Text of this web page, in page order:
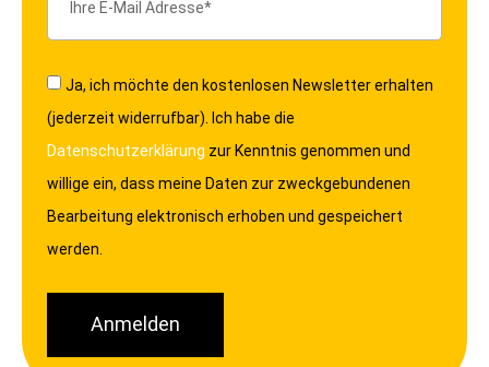
Ja, ich möchte den kostenlosen Newsletter erhalten
(jederzeit widerrufbar). Ich habe die
Datenschutzerklärung zur Kenntnis genommen und
willige ein, dass meine Daten zur zweckgebundenen
Bearbeitung elektronisch erhoben und gespeichert
werden.
Anmelden